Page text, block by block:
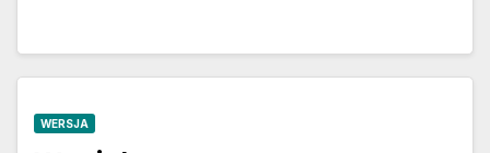
WERSJA